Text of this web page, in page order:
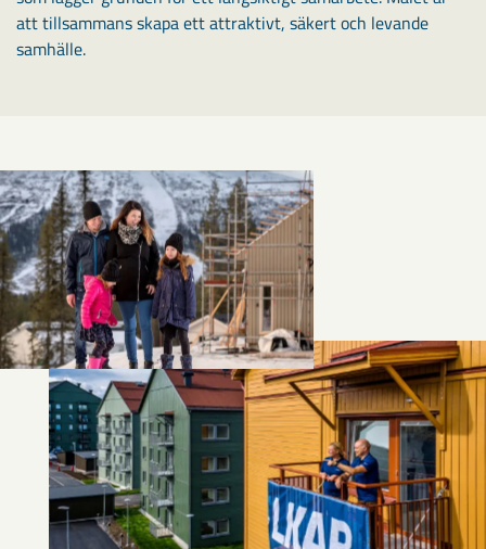
att tillsammans skapa ett attraktivt, säkert och levande
samhälle.